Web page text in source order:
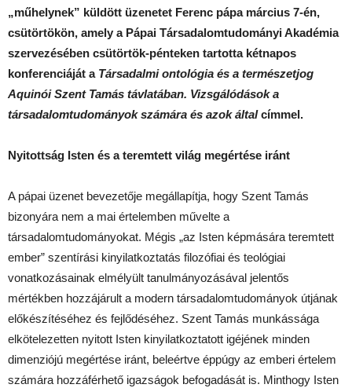
„műhelynek” küldött üzenetet Ferenc pápa március 7-én,
csütörtökön, amely a Pápai Társadalomtudományi Akadémia
szervezésében csütörtök-pénteken tartotta kétnapos
konferenciáját a Társadalmi ontológia és a természetjog
Aquinói Szent Tamás távlatában. Vizsgálódások a
társadalomtudományok számára és azok általcímmel.
Nyitottság Isten és a teremtett világ megértése iránt
A pápai üzenet bevezetője megállapítja, hogy Szent Tamás
bizonyára nem a mai értelemben művelte a
társadalomtudományokat. Mégis „az Isten képmására teremtett
ember” szentírási kinyilatkoztatás filozófiai és teológiai
vonatkozásainak elmélyült tanulmányozásával jelentős
mértékben hozzájárult a modern társadalomtudományok útjának
előkészítéséhez és fejlődéséhez. Szent Tamás munkássága
elkötelezetten nyitott Isten kinyilatkoztatott igéjének minden
dimenziójú megértése iránt, beleértve éppúgy az emberi értelem
számára hozzáférhető igazságok befogadását is. Minthogy Isten